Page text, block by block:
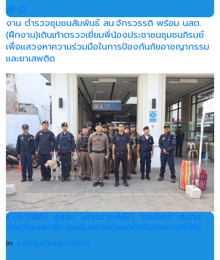
งาน ตำรวจชุมชนสัมพันธ์ สน.จักรวรรดิ พร้อม นสต.
(ฝึกงาน)เดินเท้าตรวจเยี่ยมพี่น้องประชาชนชุมชนภิรมย์
เพื่อแสวงหาความร่วมมือในการป้องกันภัยอาชญากรรม
และยาเสพติด
K-9-SWAT ปูพรม "เยาวราช-MRT วัดมังกร" สแกน
วัตถุต้องสงสัย คุมเข้มความปลอดภัยรับเทศกาลปีใหม่
in งานป้องกันปราบปราม